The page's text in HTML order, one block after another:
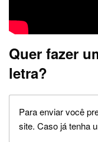
Quer fazer
letra?
Para enviar você
site. Caso já tenha